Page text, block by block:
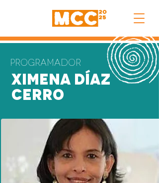
Programador
Ximena Díaz
Cerro